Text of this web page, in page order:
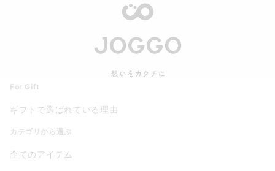
For Gift
ギフトで選ばれている理由
カテゴリから選ぶ
全てのアイテム